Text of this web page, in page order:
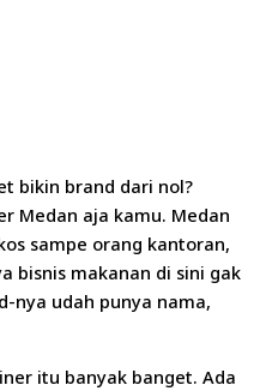
bikin brand dari nol?
Medan aja kamu. Medan
sampe orang kantoran,
bisnis makanan di sini gak
nya udah punya nama,
itu banyak banget. Ada